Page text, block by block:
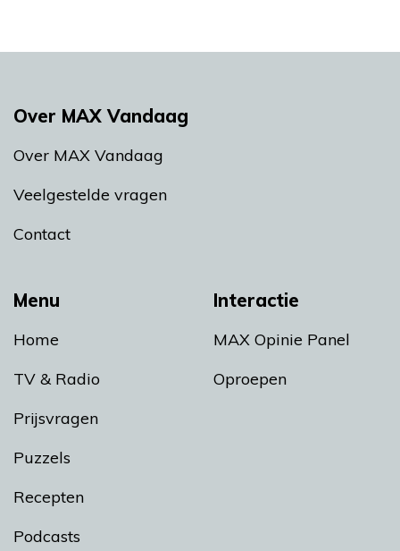
Menu
Home
TV & Radio
Prijsvragen
Puzzels
Recepten
Podcasts
Interactie
MAX Opinie Panel
Oproepen
Over MAX Vandaag
Over MAX Vandaag
Veelgestelde vragen
Contact